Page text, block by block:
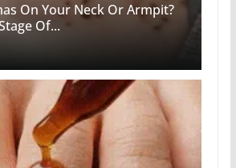
On Your Neck Or Armpit?
Of...